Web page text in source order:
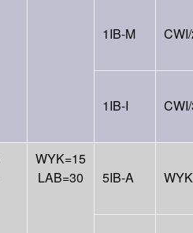
1IB-M
1IB-I
WYK=15
LAB=30
5IB-A